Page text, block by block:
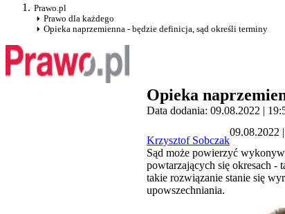
Prawo.pl
Prawo dla każdego
Opieka naprzemienna - będzie definicja, sąd określi terminy
Opieka
Data dodania: 09.08.2022 |
Krzysztof Sobczak
09.08.2022
Sąd może powierzyć
powtarzających się okresach -
takie rozwiązanie stanie się
upowszechniania.